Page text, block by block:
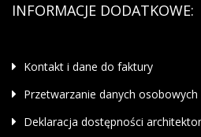
INFORMACJE DODATKOWE:
Kontakt i dane do faktury
Przetwarzanie danych osobowych
Deklaracja dostępności